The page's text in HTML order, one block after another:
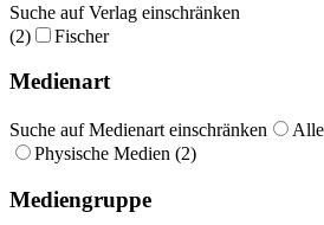
Suche auf Verlag einschränken
(2)
Fischer
Medienart
Suche auf Medienart einschränken
Physische Medien (2)
Mediengruppe